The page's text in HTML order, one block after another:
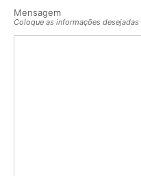
Mensagem
Coloque as informações desejadas